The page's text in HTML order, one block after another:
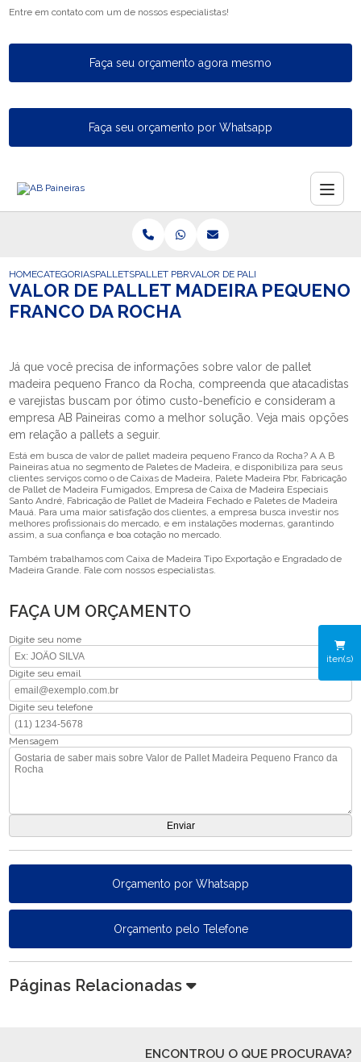
Entre em contato com um de nossos especialistas!
Faça seu orçamento agora mesmo
Faça seu orçamento por Whatsapp
iten(s)
HOMECATEGORIASPALLETSPALLET PBRVALOR DE PALLET MADEIRA
VALOR DE PALLET MADEIRA PEQUENO
FRANCO DA ROCHA
Já que você precisa de informações sobre valor de pallet
madeira pequeno Franco da Rocha, compreenda que atacadistas
e varejistas buscam por ótimo custo-benefício e consideram a
empresa AB Paineiras como a melhor solução. Veja mais opções
em relação a pallets a seguir.
Está em busca de valor de pallet madeira pequeno Franco da Rocha? A A B
Paineiras atua no segmento de Paletes de Madeira, e disponibiliza para seus
clientes serviços como o de Caixas de Madeira, Palete Madeira Pbr, Fabricação
de Pallet de Madeira Fumigados, Empresa de Caixa de Madeira Especiais
Santo André, Fabricação de Pallet de Madeira Fechado e Paletes de Madeira
Mauá. Para uma maior satisfação dos clientes, a empresa busca investir nos
melhores profissionais do mercado, e em instalações modernas, garantindo
assim, a sua confiança e boa cotação no mercado.
Também trabalhamos com Caixa de Madeira Tipo Exportação e Engradado de
Madeira Grande. Fale com nossos especialistas.
FAÇA UM ORÇAMENTO
Digite seu nome
Digite seu email
Digite seu telefone
Mensagem
Orçamento por Whatsapp
Orçamento pelo Telefone
Páginas Relacionadas
ENCONTROU O QUE PROCURAVA?